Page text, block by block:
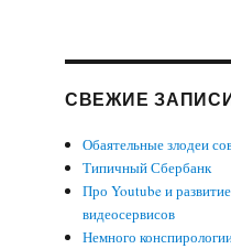
СВЕЖИЕ
Обаятельные злодеи
Типичный Сбербанк
Про Youtube и
видеосервисов
Немного